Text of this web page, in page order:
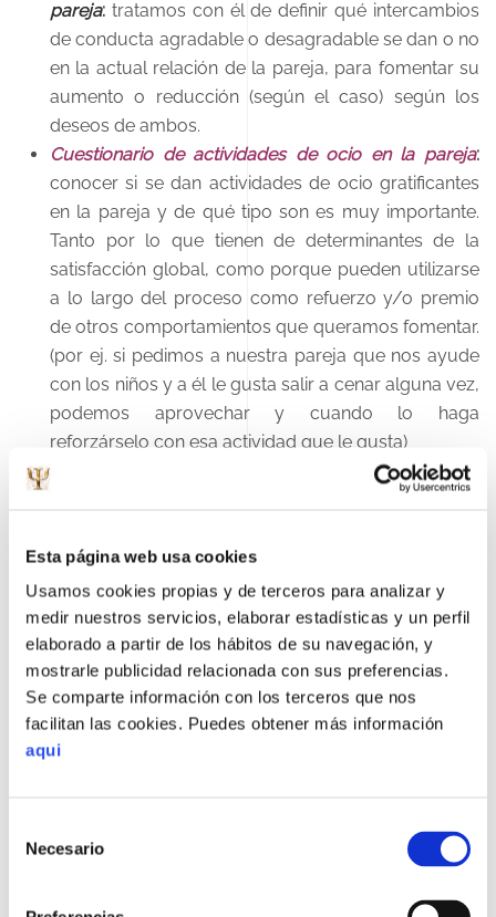
Esta página web usa cookies
Usamos cookies propias y de terceros para analizar y
medir nuestros servicios, elaborar estadísticas y un perfil
elaborado a partir de los hábitos de su navegación, y
mostrarle publicidad relacionada con sus preferencias.
Se comparte información con los terceros que nos
facilitan las cookies. Puedes obtener más información
aqui
Necesario
pareja: tratamos con él de definir qué intercambios
de conducta agradable o desagradable se dan o no
en la actual relación de la pareja, para fomentar su
aumento o reducción (según el caso) según los
deseos de ambos.
Cuestionario de actividades de ocio en la pareja:
conocer si se dan actividades de ocio gratificantes
en la pareja y de qué tipo son es muy importante.
Tanto por lo que tienen de determinantes de la
satisfacción global, como porque pueden utilizarse
a lo largo del proceso como refuerzo y/o premio
de otros comportamientos que queramos fomentar.
(por ej. si pedimos a nuestra pareja que nos ayude
con los niños y a él le gusta salir a cenar alguna vez,
podemos aprovechar y cuando lo haga
reforzárselo con esa actividad que le gusta)
nos permiten “ver”
de forma objetiva y sobre el papel, la valoración
relación y del otro. También se utiliza para evaluar el
tratamiento.
En general, tanto con los cuestionarios como con la
observación,los aspectos en los que se hace mayor
hincapié en su análisis sonlos siguientes:
La expresión de sentimientos:
como me hartas…”,
“no te aguanto…”…